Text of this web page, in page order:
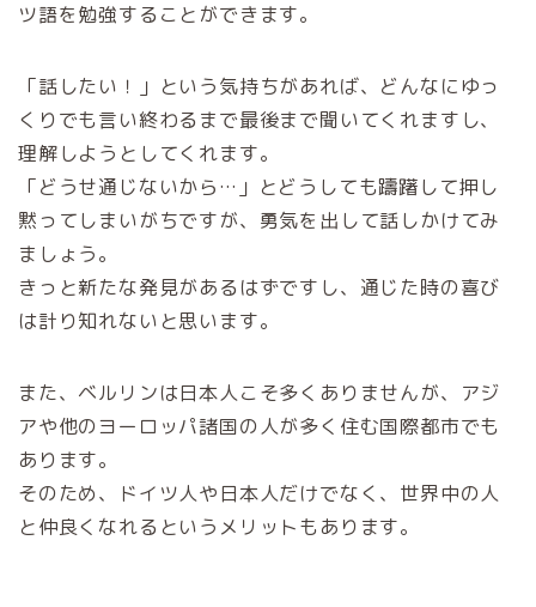
ツ語を勉強することができます。
「話したい！」という気持ちがあれば、どんなにゆっ
くりでも言い終わるまで最後まで聞いてくれますし、
理解しようとしてくれます。
「どうせ通じないから…」とどうしても躊躇して押し
黙ってしまいがちですが、勇気を出して話しかけてみ
ましょう。
きっと新たな発見があるはずですし、通じた時の喜び
は計り知れないと思います。
また、ベルリンは日本人こそ多くありませんが、アジ
アや他のヨーロッパ諸国の人が多く住む国際都市でも
あります。
そのため、ドイツ人や日本人だけでなく、世界中の人
と仲良くなれるというメリットもあります。